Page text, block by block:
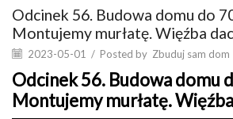
Odcinek 56. Budowa domu do
Montujemy murłatę. Więźba
2023-05-01 / Posted by Zbuduj sam dom
Odcinek 56. Budowa domu
Montujemy murłatę.